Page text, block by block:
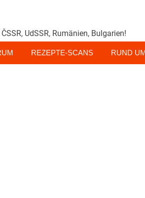
UdSSR, Rumänien, Bulgarien!
REZEPTE-SCANS RUND